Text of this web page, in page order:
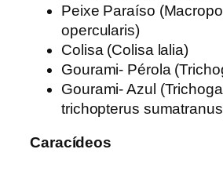
Peixe Paraíso
opercularis)
Colisa (Colisa lalia)
Gourami- Pérola
Gourami- Azul
trichopterus
Caracídeos